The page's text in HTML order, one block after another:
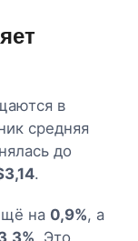
в
средняя
до
.
на 0,9%, а
. Это